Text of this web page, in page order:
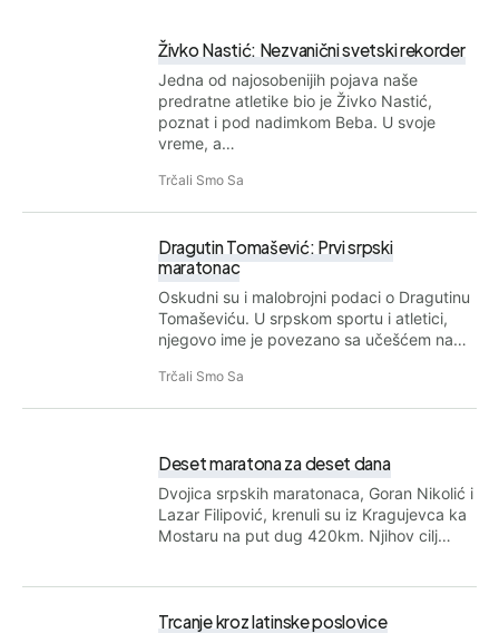
Živko Nastić: Nezvanični svetski rekorder
Jedna od najosobenijih pojava naše
predratne atletike bio je Živko Nastić,
poznat i pod nadimkom Beba. U svoje
vreme, a…
Trčali Smo Sa
Dragutin Tomašević: Prvi srpski
maratonac
Oskudni su i malobrojni podaci o Dragutinu
Tomaševiću. U srpskom sportu i atletici,
njegovo ime je povezano sa učešćem na…
Trčali Smo Sa
Deset maratona za deset dana
Dvojica srpskih maratonaca, Goran Nikolić i
Lazar Filipović, krenuli su iz Kragujevca ka
Mostaru na put dug 420km. Njihov cilj…
Trcanje kroz latinske poslovice